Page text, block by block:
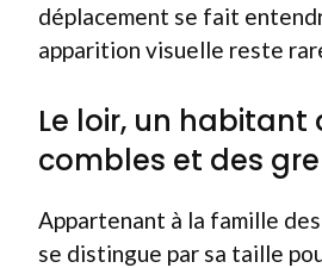
déplacement se fait
apparition visuelle reste
Le loir, un habitant
combles et des
Appartenant à la famille
se distingue par sa taille